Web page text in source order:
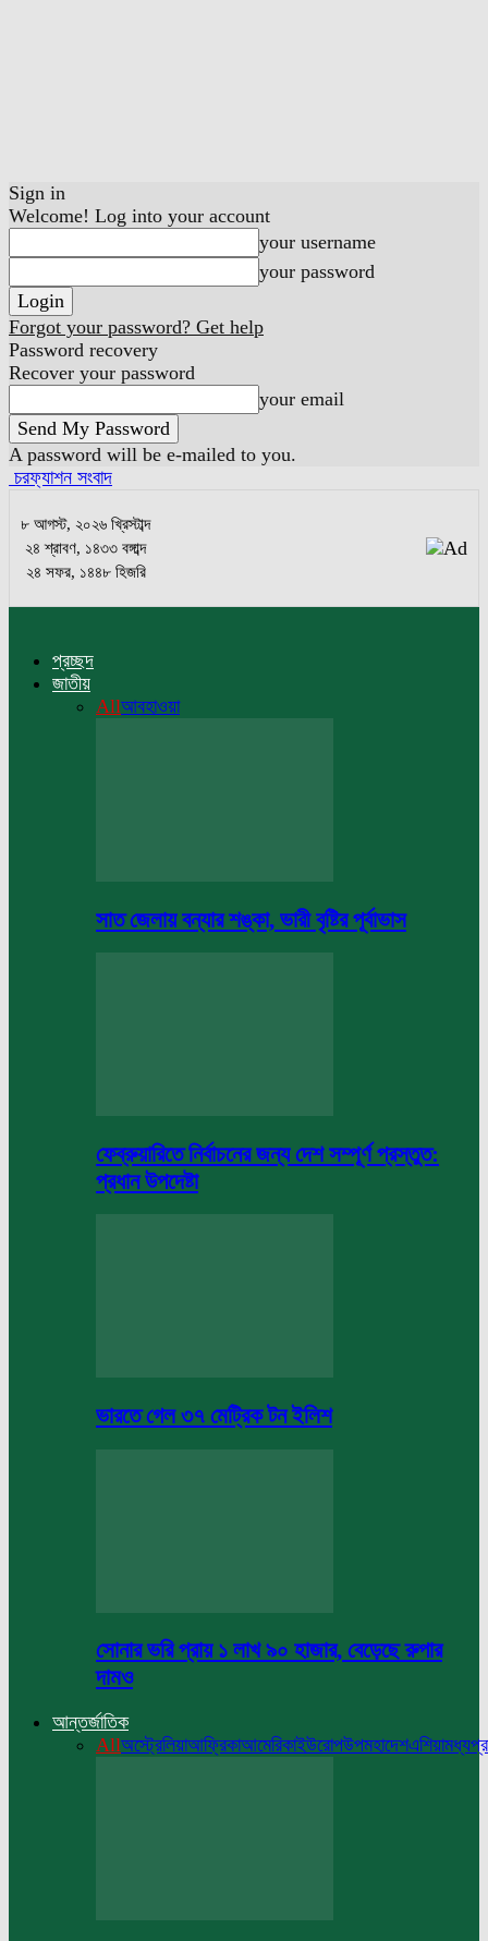
Sign in
Welcome! Log into your account
your username
your password
Forgot your password? Get help
Password recovery
Recover your password
your email
A password will be e-mailed to you.
চরফ্যাশন সংবাদ
৮ আগস্ট, ২০২৬ খ্রিস্টাব্দ
২৪ শ্রাবণ, ১৪৩৩ বঙ্গাব্দ
২৪ সফর, ১৪৪৮ হিজরি
প্রচ্ছদ
জাতীয়
Allআবহাওয়া
সাত জেলায় বন্যার শঙ্কা, ভারী বৃষ্টির পূর্বাভাস
ফেব্রুয়ারিতে নির্বাচনের জন্য দেশ সম্পূর্ণ প্রস্তুত:
প্রধান উপদেষ্টা
ভারতে গেল ৩৭ মেট্রিক টন ইলিশ
সোনার ভরি প্রায় ১ লাখ ৯০ হাজার, বেড়েছে রুপার
দামও
আন্তর্জাতিক
Allঅস্ট্রেলিয়াআফ্রিকাআমেরিকাইউরোপউপমহাদেশএশিয়া